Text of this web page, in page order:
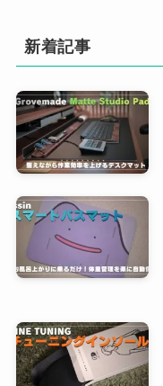
新着記事